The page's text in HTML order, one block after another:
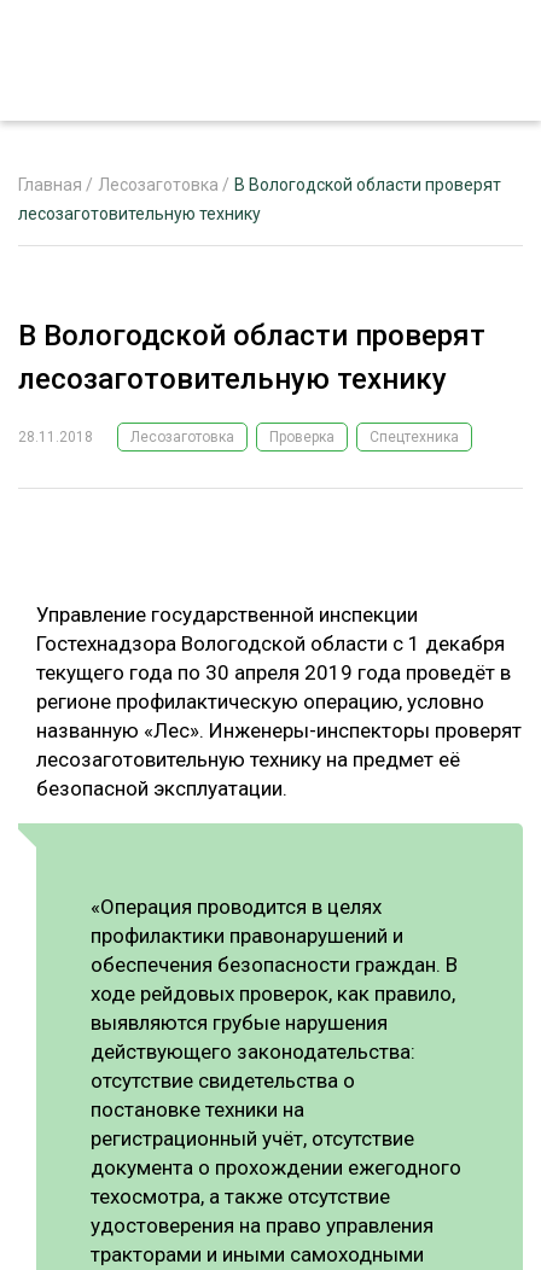
РЕКЛАМОДАТЕЛЯМ
ЛЕСНОЕ ХОЗЯЙСТВО
ЦИФРОВАЯ СРЕДА
БИОЭНЕРГЕТИКА
ЛЕСОВОССТАНОВЛЕНИЕ И ЗАЩИТА
ЛОГИСТИКА
ПРОИЗВОДСТВО ДРЕВЕСНЫХ ПЛИТ
ЦБП
КОМПЛЕКСНАЯ ПЕРЕРАБОТКА
ЛЕСОПИЛЕНИЕ
ДЕРЕВЯННОЕ ДОМОСТРОЕНИЕ
БЕЗОПАСНОЕ ПРОИЗВОДСТВО
СОРТИРОВКА ДРЕВЕСИНЫ
СУШКА ДРЕВЕСИНЫ
МЕБЕЛЬНОЕ ПРОИЗВОДСТВО
РУБРИКИ
ТЕМАТИЧЕСКИЕ ПРОЕКТЫ
ПОДБОРКИ СТАТЕЙ
Главная / Лесозаготовка / В Вологодской области проверят
лесозаготовительную технику
В Вологодской области проверят
лесозаготовительную технику
28.11.2018 Лесозаготовка Проверка Спецтехника
Управление государственной инспекции
Гостехнадзора Вологодской области с 1 декабря
текущего года по 30 апреля 2019 года проведёт в
регионе профилактическую операцию, условно
названную «Лес». Инженеры-инспекторы проверят
лесозаготовительную технику на предмет её
безопасной эксплуатации.
«Операция проводится в целях
профилактики правонарушений и
обеспечения безопасности граждан. В
ходе рейдовых проверок, как правило,
выявляются грубые нарушения
действующего законодательства:
отсутствие свидетельства о
постановке техники на
регистрационный учёт, отсутствие
документа о прохождении ежегодного
техосмотра, а также отсутствие
удостоверения на право управления
тракторами и иными самоходными